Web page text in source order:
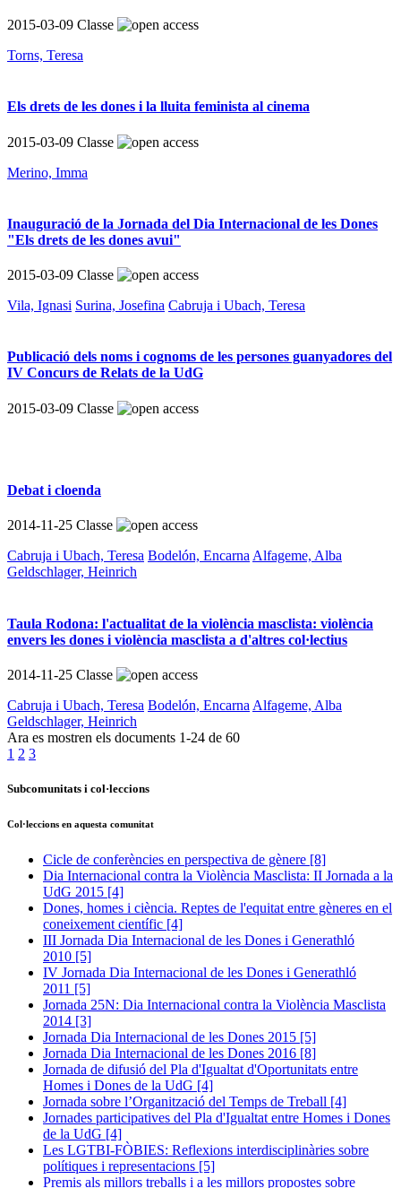
2015-03-09 Classe
Torns, Teresa
Els drets de les dones i la lluita feminista al cinema
2015-03-09 Classe
Merino, Imma
Inauguració de la Jornada del Dia Internacional de les Dones
"Els drets de les dones avui"
2015-03-09 Classe
Vila, Ignasi Surina, Josefina Cabruja i Ubach, Teresa
Publicació dels noms i cognoms de les persones guanyadores del
IV Concurs de Relats de la UdG
2015-03-09 Classe
Debat i cloenda
2014-11-25 Classe
Cabruja i Ubach, Teresa Bodelón, Encarna Alfageme, Alba
Geldschlager, Heinrich
Taula Rodona: l'actualitat de la violència masclista: violència
envers les dones i violència masclista a d'altres col·lectius
2014-11-25 Classe
Cabruja i Ubach, Teresa Bodelón, Encarna Alfageme, Alba
Geldschlager, Heinrich
Ara es mostren els documents 1-24 de 60
1 2 3
Subcomunitats i col·leccions
Col·leccions en aquesta comunitat
Cicle de conferències en perspectiva de gènere [8]
Dia Internacional contra la Violència Masclista: II Jornada a la
UdG 2015 [4]
Dones, homes i ciència. Reptes de l'equitat entre gèneres en el
coneixement científic [4]
III Jornada Dia Internacional de les Dones i Generathló
2010 [5]
IV Jornada Dia Internacional de les Dones i Generathló
2011 [5]
Jornada 25N: Dia Internacional contra la Violència Masclista
2014 [3]
Jornada Dia Internacional de les Dones 2015 [5]
Jornada Dia Internacional de les Dones 2016 [8]
Jornada de difusió del Pla d'Igualtat d'Oportunitats entre
Homes i Dones de la UdG [4]
Jornada sobre l’Organització del Temps de Treball [4]
Jornades participatives del Pla d'Igualtat entre Homes i Dones
de la UdG [4]
Les LGTBI-FÒBIES: Reflexions interdisciplinàries sobre
polítiques i representacions [5]
Premis als millors treballs i a les millors propostes sobre